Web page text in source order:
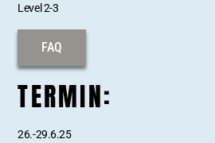
Level 2-3
FAQ
TERMIN:
26.-29.6.25